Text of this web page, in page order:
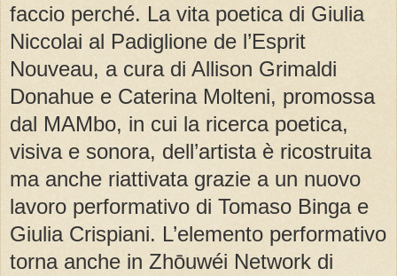
faccio perché. La vita poetica di Giulia
Niccolai al Padiglione de l’Esprit
Nouveau, a cura di Allison Grimaldi
Donahue e Caterina Molteni, promossa
dal MAMbo, in cui la ricerca poetica,
visiva e sonora, dell’artista è ricostruita
ma anche riattivata grazie a un nuovo
lavoro performativo di Tomaso Binga e
Giulia Crispiani. L’elemento performativo
torna anche in Zhōuwéi Network di